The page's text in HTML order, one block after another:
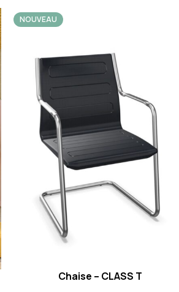
NOUVEAU
Chaise – CLASS T